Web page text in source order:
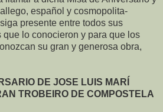
español y cosmopolita-
presente entre todos sus
que lo conocieron y para que los
su gran y generosa obra,
DE JOSE LUIS MARÍ
TROBEIRO DE COMPOSTELA